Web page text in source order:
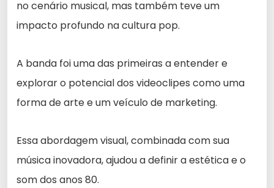
no cenário musical, mas também teve um
impacto profundo na cultura pop.
A banda foi uma das primeiras a entender e
explorar o potencial dos videoclipes como uma
forma de arte e um veículo de marketing.
Essa abordagem visual, combinada com sua
música inovadora, ajudou a definir a estética e o
som dos anos 80.